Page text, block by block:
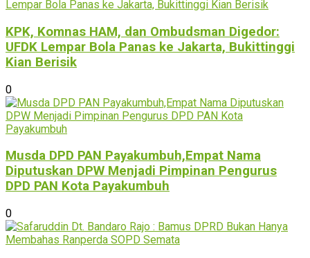
KPK, Komnas HAM, dan Ombudsman Digedor:
UFDK Lempar Bola Panas ke Jakarta, Bukittinggi
Kian Berisik
0
Musda DPD PAN Payakumbuh,Empat Nama
Diputuskan DPW Menjadi Pimpinan Pengurus
DPD PAN Kota Payakumbuh
0